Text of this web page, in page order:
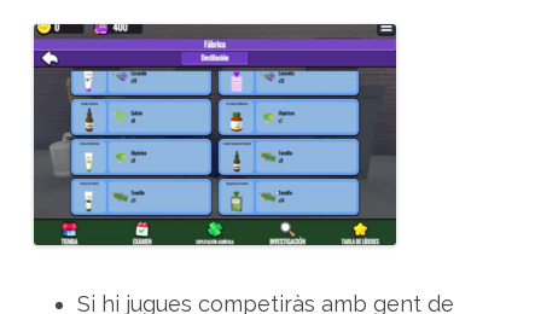
Si hi jugues competiràs amb gent de